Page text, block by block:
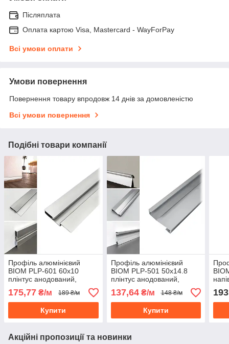
Післяплата
Оплата картою Visa, Mastercard - WayForPay
Всі умови оплати
Умови повернення
Повернення товару впродовж 14 днів за домовленістю
Всі умови повернення
Подібні товари компанії
Профіль алюмінієвий
BIOM PLP-601 60х10
плінтус анодований,
(палиця 2 м), м
175,77 ₴/м 189 ₴/м
Купити
Профіль алюмінієвий
BIOM PLP-501 50х14.8
плінтус анодований,
(палиця 2 м), м
137,64₴/м 148 ₴/м
Купити
193
Акційні пропозиції та новинки